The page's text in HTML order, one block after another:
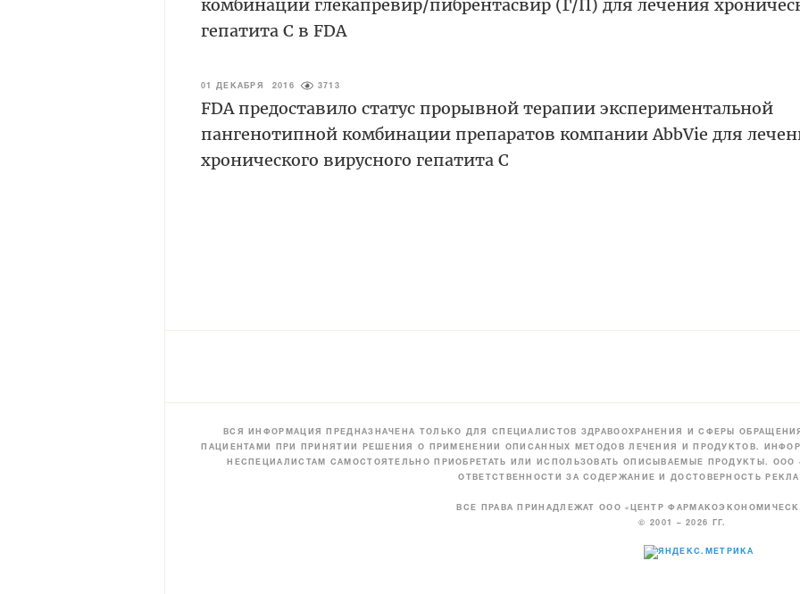
комбинации глекапревир/пибрентасвир (Г/П) для лечения
гепатита С в FDA
01 ДЕКАБРЯ 2016 3713
FDA предоставило статус прорывной терапии экспериментальной
пангенотипной комбинации препаратов компании AbbVie для
хронического вирусного гепатита C
ВСЯ ИНФОРМАЦИЯ ПРЕДНАЗНАЧЕНА ТОЛЬКО ДЛЯ СПЕЦИАЛИСТОВ ЗДРАВООХРАНЕНИЯ И СФЕРЫ
ПАЦИЕНТАМИ ПРИ ПРИНЯТИИ РЕШЕНИЯ О ПРИМЕНЕНИИ ОПИСАННЫХ МЕТОДОВ ЛЕЧЕНИЯ И ПРОДУКТОВ.
НЕСПЕЦИАЛИСТАМ САМОСТОЯТЕЛЬНО ПРИОБРЕТАТЬ ИЛИ ИСПОЛЬЗОВАТЬ ОПИСЫВАЕМЫЕ ПРОДУКТЫ.
ОТВЕТСТВЕННОСТИ ЗА СОДЕРЖАНИЕ И ДОСТОВЕРНОСТЬ
ВСЕ ПРАВА ПРИНАДЛЕЖАТ ООО «ЦЕНТР
© 2001 – 2026 ГГ.